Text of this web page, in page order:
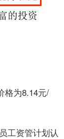
格为8.14元/
工资管计划认